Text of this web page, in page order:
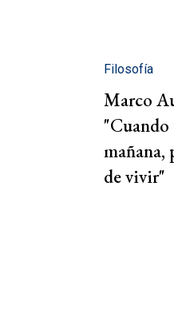
Filosofía
Marco
"Cuando
mañana,
de vivir"